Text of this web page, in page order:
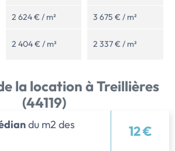
2 624 € / m² 3 675 € / m²
2 404 € / m² 2 337 € / m²
la location à Treillières
(44119)
du m2 des
12 €